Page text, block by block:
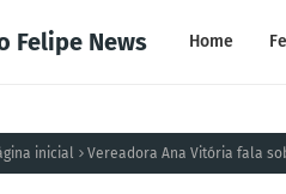
Felipe News Home
inicial Vereadora Ana Vitória fala